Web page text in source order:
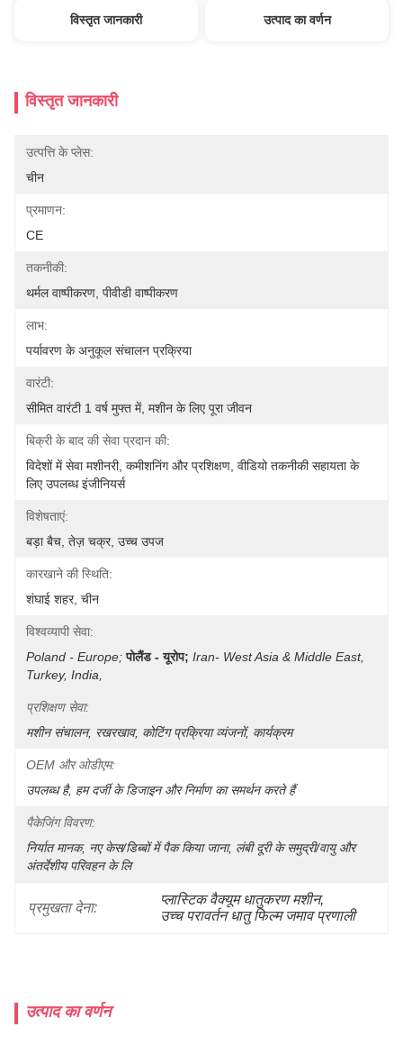
विस्तृत जानकारी उत्पाद का वर्णन
विस्तृत जानकारी
उत्पत्ति के प्लेस:
चीन
प्रमाणन:
CE
तकनीकी:
थर्मल वाष्पीकरण, पीवीडी वाष्पीकरण
लाभ:
पर्यावरण के अनुकूल संचालन प्रक्रिया
वारंटी:
सीमित वारंटी 1 वर्ष मुफ्त में, मशीन के लिए पूरा जीवन
बिक्री के बाद की सेवा प्रदान की:
विदेशों में सेवा मशीनरी, कमीशनिंग और प्रशिक्षण, वीडियो तकनीकी सहायता के
लिए उपलब्ध इंजीनियर्स
विशेषताएं:
बड़ा बैच, तेज़ चक्र, उच्च उपज
कारखाने की स्थिति:
शंघाई शहर, चीन
विश्वव्यापी सेवा:
Poland - Europe; पोलैंड - यूरोप; Iran- West Asia & Middle East,
Turkey, India,
प्रशिक्षण सेवा:
मशीन संचालन, रखरखाव, कोटिंग प्रक्रिया व्यंजनों, कार्यक्रम
OEM और ओडीएम:
उपलब्ध है, हम दर्जी के डिजाइन और निर्माण का समर्थन करते हैं
पैकेजिंग विवरण:
निर्यात मानक, नए केस/डिब्बों में पैक किया जाना, लंबी दूरी के समुद्री/वायु और
अंतर्देशीय परिवहन के लि
प्रमुखता देना:
प्लास्टिक वैक्यूम धातुकरण मशीन,
उच्च परावर्तन धातु फिल्म जमाव प्रणाली
उत्पाद का वर्णन